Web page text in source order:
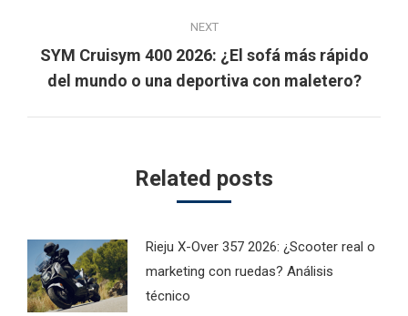
NEXT
Next
post:
SYM Cruisym 400 2026: ¿El sofá más rápido
del mundo o una deportiva con maletero?
Related posts
Rieju X-Over 357 2026: ¿Scooter real o
marketing con ruedas? Análisis
técnico